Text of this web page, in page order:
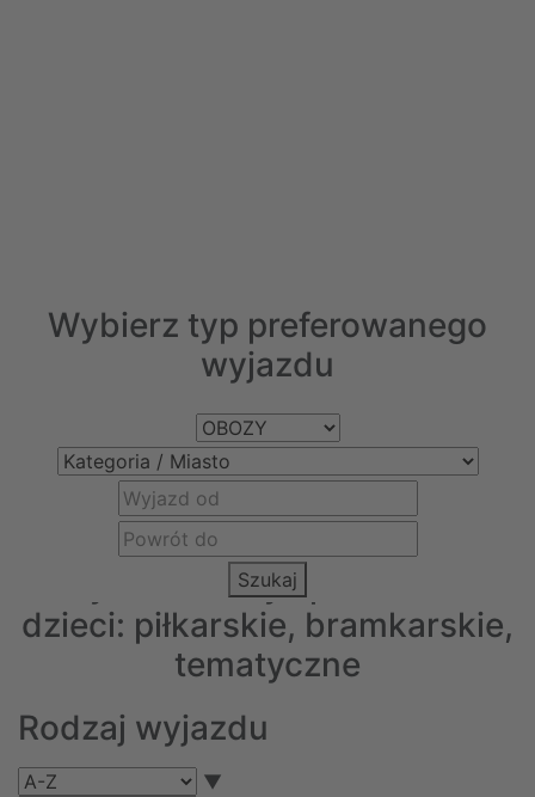
Wybierz typ preferowanego
wyjazdu
Szukaj
Aktywne obozy sportowe dla
dzieci: piłkarskie, bramkarskie,
tematyczne
Rodzaj wyjazdu
▼